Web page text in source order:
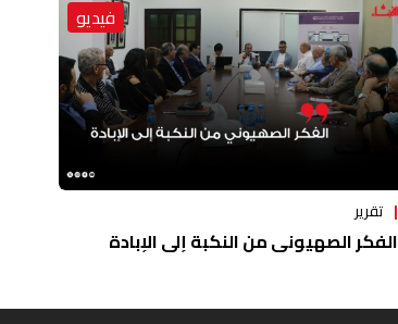
فيديو
تقرير
الفكر الصهيوني من النكبة إلى الإبادة